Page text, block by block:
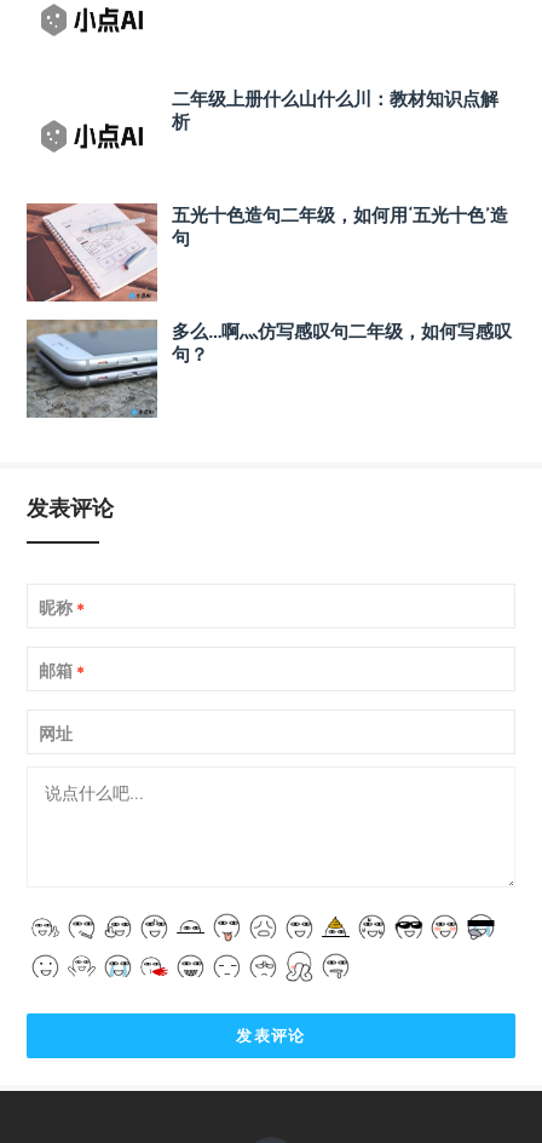
二年级上册什么山什么川：教材知识点解
析
五光十色造句二年级，如何用‘五光十色’造
句
多么…啊灬仿写感叹句二年级，如何写感叹
句？
发表评论
昵称 *
邮箱 *
网址